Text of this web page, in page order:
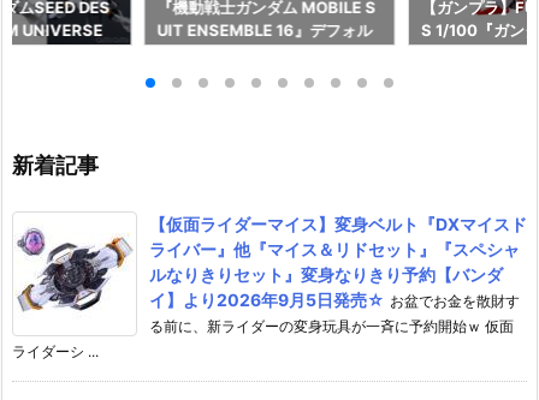
ムSEED DES
UNIVERSE
『機動戦士ガンダム MOBILE S
UIT ENSEMBLE 16』デフォル
イ】より2026年12月再販予定♪
【ガンプラ】
S 1/100『ガン
新着記事
【仮面ライダーマイス】変身ベルト『DXマイスド
ライバー』他『マイス＆リドセット』『スペシャ
ルなりきりセット』変身なりきり予約【バンダ
イ】より2026年9月5日発売☆ お盆でお金を散財す
る前に、新ライダーの変身玩具が一斉に予約開始ｗ 仮面
ライダーシ ...